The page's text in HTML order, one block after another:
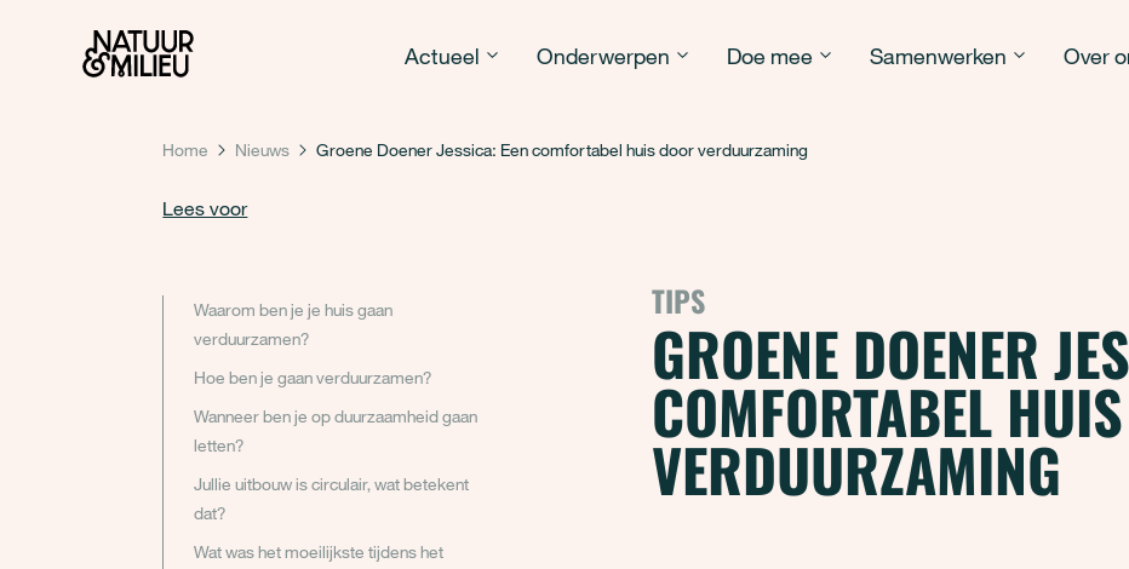
Natuur & Milieu homepage
Actueel Onderwerpen Doe mee Samenwerken Over
Home Nieuws Groene Doener Jessica: Een comfortabel huis door verduurzaming
Lees voor
Waarom ben je je huis gaan
verduurzamen?
Hoe ben je gaan verduurzamen?
Wanneer ben je op duurzaamheid gaan
letten?
Jullie uitbouw is circulair, wat betekent
dat?
Wat was het moeilijkste tijdens het
TIPS
GROENE DOENER
COMFORTABEL
VERDUURZAMING